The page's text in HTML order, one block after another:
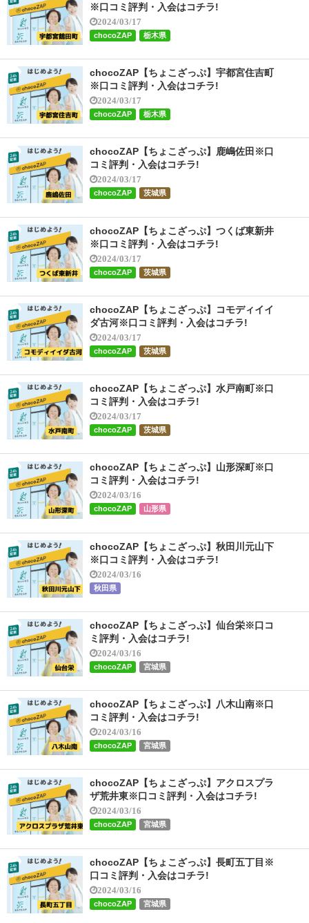
※口コミ評判・入会はコチラ!
2024/03/17
chocoZAP 栃木県
chocoZAP【ちょこざっぷ】宇都宮住吉町
※口コミ評判・入会はコチラ!
2024/03/17
chocoZAP 栃木県
chocoZAP【ちょこざっぷ】鹿嶋佐田※口
コミ評判・入会はコチラ!
2024/03/17
chocoZAP 茨城県
chocoZAP【ちょこざっぷ】つくば東新井
※口コミ評判・入会はコチラ!
2024/03/17
chocoZAP 茨城県
chocoZAP【ちょこざっぷ】コモディイイ
ダ古河※口コミ評判・入会はコチラ!
2024/03/17
chocoZAP 茨城県
chocoZAP【ちょこざっぷ】水戸南町※口
コミ評判・入会はコチラ!
2024/03/17
chocoZAP 茨城県
chocoZAP【ちょこざっぷ】山形深町※口
コミ評判・入会はコチラ!
2024/03/16
chocoZAP 山形県
chocoZAP【ちょこざっぷ】秋田川元山下
※口コミ評判・入会はコチラ!
2024/03/16
秋田県
chocoZAP【ちょこざっぷ】仙台栄※口コ
ミ評判・入会はコチラ!
2024/03/16
chocoZAP 宮城県
chocoZAP【ちょこざっぷ】八木山南※口
コミ評判・入会はコチラ!
2024/03/16
chocoZAP 宮城県
chocoZAP【ちょこざっぷ】アクロスプラ
ザ荒井東※口コミ評判・入会はコチラ!
2024/03/16
chocoZAP 宮城県
chocoZAP【ちょこざっぷ】長町五丁目※
口コミ評判・入会はコチラ!
2024/03/16
chocoZAP 宮城県